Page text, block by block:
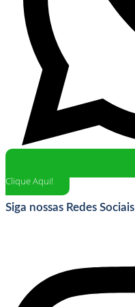
Clique Aqui!
Siga nossas Redes Sociais